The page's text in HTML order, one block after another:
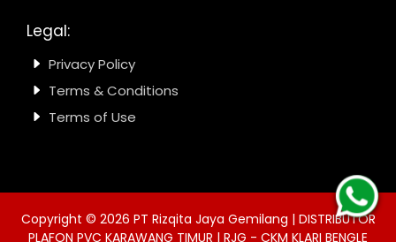
Legal:
Privacy Policy
Terms & Conditions
Terms of Use
Copyright © 2026 PT Rizqita Jaya Gemilang | DISTRIBUTOR
PLAFON PVC KARAWANG TIMUR | RJG - CKM KLARI BENGLE